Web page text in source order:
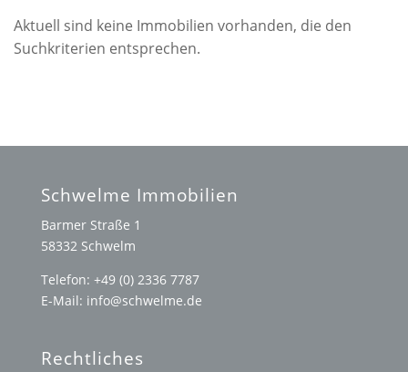
Aktuell sind keine Immobilien vorhanden, die den
Suchkriterien entsprechen.
Schwelme Immobilien
Barmer Straße 1
58332 Schwelm
Telefon: +49 (0) 2336 7787
E-Mail: info@schwelme.de
Rechtliches